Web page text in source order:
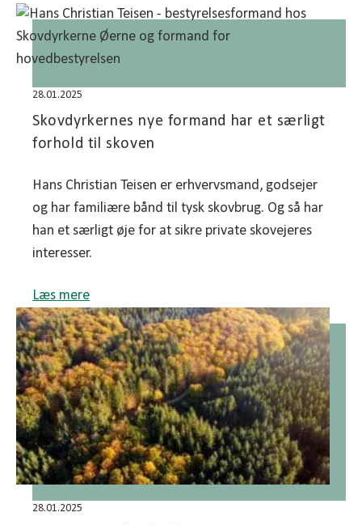
28.01.2025
Skovdyrkernes nye formand har et særligt
forhold til skoven
Hans Christian Teisen er erhvervsmand, godsejer
og har familiære bånd til tysk skovbrug. Og så har
han et særligt øje for at sikre private skovejeres
interesser.
Læs mere
28.01.2025